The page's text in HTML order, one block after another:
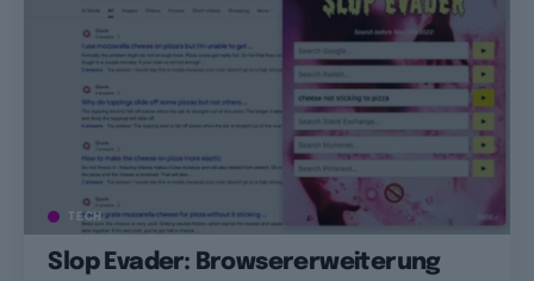
TECH
Slop Evader: Browsererweiterung